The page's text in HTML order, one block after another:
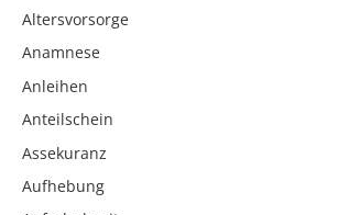
Altersvorsorge
Anamnese
Anleihen
Anteilschein
Assekuranz
Aufhebung